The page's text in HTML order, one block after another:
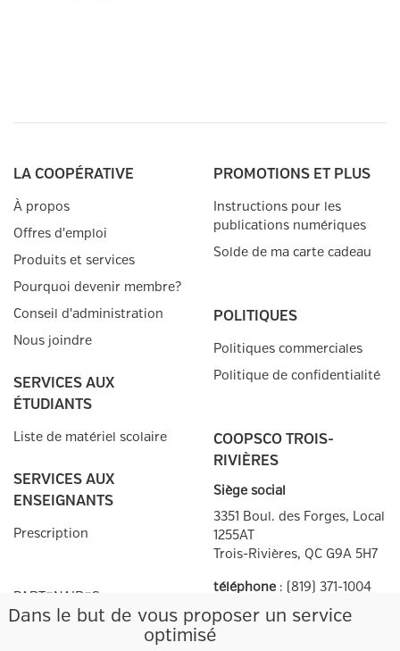
Dans le but de vous proposer un service
optimisé
LA COOPÉRATIVE
À propos
Offres d'emploi
Produits et services
Pourquoi devenir membre?
Conseil d'administration
Nous joindre
SERVICES AUX
ÉTUDIANTS
Liste de matériel scolaire
SERVICES AUX
ENSEIGNANTS
Prescription
PARTENAIRES
PROMOTIONS ET PLUS
Instructions pour les
publications numériques
Solde de ma carte cadeau
POLITIQUES
Politiques commerciales
Politique de confidentialité
COOPSCO TROIS-
RIVIÈRES
Siège social
3351 Boul. des Forges, Local
1255AT
Trois-Rivières, QC G9A 5H7
téléphone :
(819) 371-1004
(819) 371-1266
Heures d'ouverture